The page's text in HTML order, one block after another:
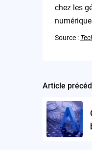
chez les
numérique
Source :
Post
Article